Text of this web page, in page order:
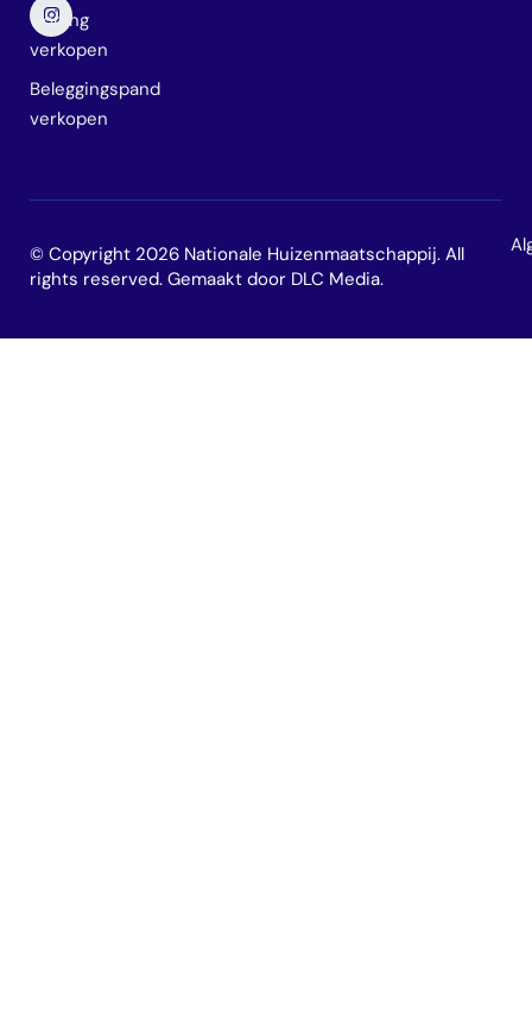
woning
verkopen
Beleggingspand
verkopen
© Copyright 2026 Nationale Huizenmaatschappij. All
rights reserved. Gemaakt door DLC Media.